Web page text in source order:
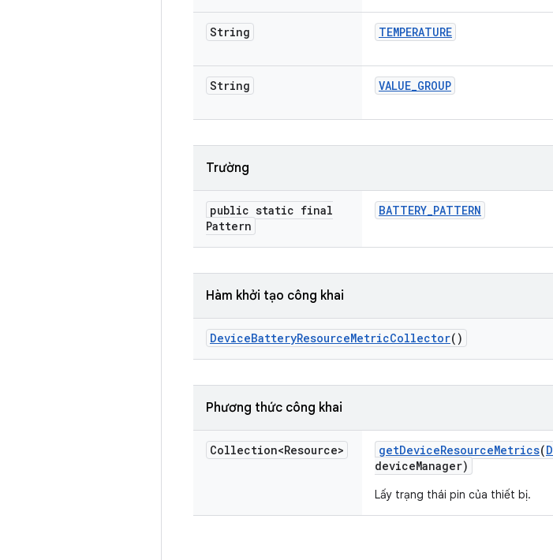
String TEMPERATURE
String VALUE_GROUP
Trường
public static final
Pattern
BATTERY_PATTERN
Hàm khởi tạo công khai
DeviceBatteryResourceMetricCollector()
Phương thức công khai
Collection<Resource> getDeviceResourceMetrics(
deviceManager)
Lấy trạng thái pin của thiết bị.